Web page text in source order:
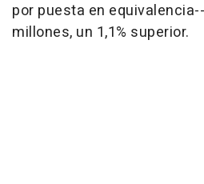
por puesta en
millones, un 1,1% superior.